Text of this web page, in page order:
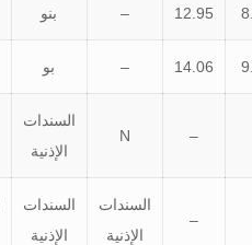
12.95
– بنو
14.06
– بو
–
N
السندات
الإذنية
–
السندات
الإذنية
السندات
الإذنية